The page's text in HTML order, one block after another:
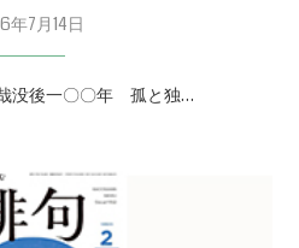
年7月14日
没後一〇〇年 孤と独…